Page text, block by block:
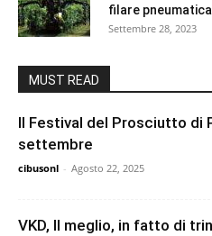
filare
Settembre 28, 2023
MUST READ
Il Festival del Prosciutto di
settembre
cibusonl - Agosto 22, 2025
VKD, Il meglio, in fatto di